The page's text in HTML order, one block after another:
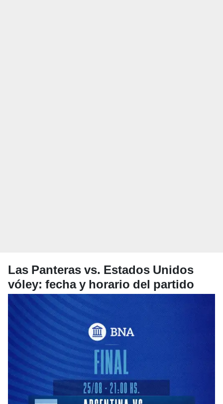
Las Panteras vs. Estados Unidos
vóley: fecha y horario del partido